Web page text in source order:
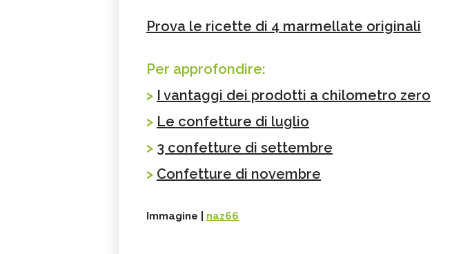
Prova le ricette di 4 marmellate originali
Per approfondire:
> I vantaggi dei prodotti a chilometro zero
> Le confetture di luglio
> 3 confetture di settembre
> Confetture di novembre
Immagine | naz66